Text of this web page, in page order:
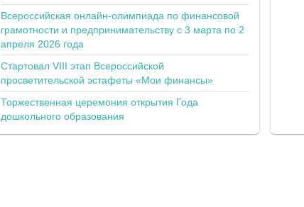
Всероссийская онлайн-олимпиада по финансовой
грамотности и предпринимательству с 3 марта по 2
апреля 2026 года
Стартовал VIII этап Всероссийской
просветительской эстафеты «Мои финансы»
Торжественная церемония открытия Года
дошкольного образования